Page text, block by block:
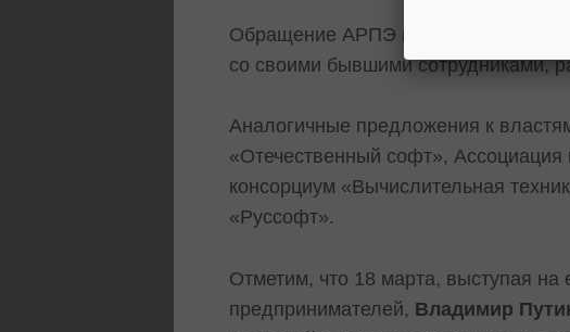
Обращение АРПЭ появилось на
со своими бывшими сотрудниками,
Аналогичные предложения к
«Отечественный софт»,
консорциум «Вычислительная
«Руссофт».
Отметим, что 18 марта, выступая
предпринимателей, Владимир